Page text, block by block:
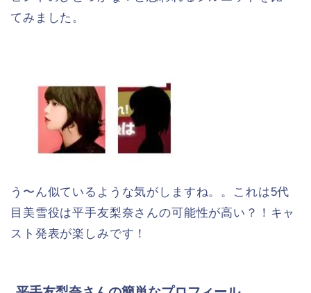
てみました。
う〜ん似ているような気がしますね。。これは5代
目美雪役は平手友梨奈さんの可能性が高い？！キャ
スト発表が楽しみです！